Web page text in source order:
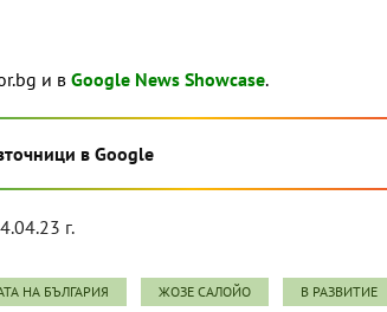
и в Google News Showcase.
в Google
г.
НА БЪЛГАРИЯ ЖОЗЕ САЛОЙО В РАЗВИТИЕ